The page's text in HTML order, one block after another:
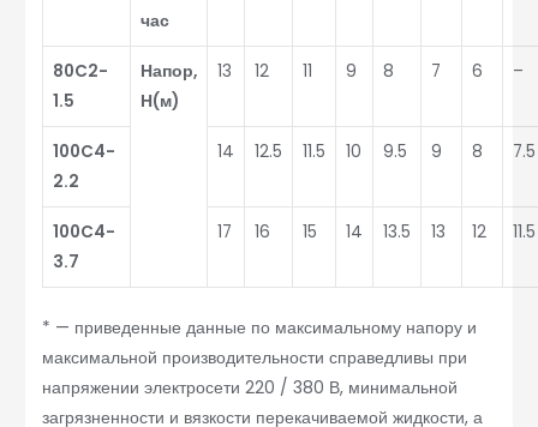
час
80C2-
1.5
Напор,
Н(м)
13 12 11 9 8 7 6 –
100C4-
2.2
14 12.5 11.5 10 9.5 9 8 7.5
100C4-
3.7
17 16 15 14 13.5 13 12 11.5
* — приведенные данные по максимальному напору и
максимальной производительности справедливы при
напряжении электросети 220 / 380 В, минимальной
загрязненности и вязкости перекачиваемой жидкости, а